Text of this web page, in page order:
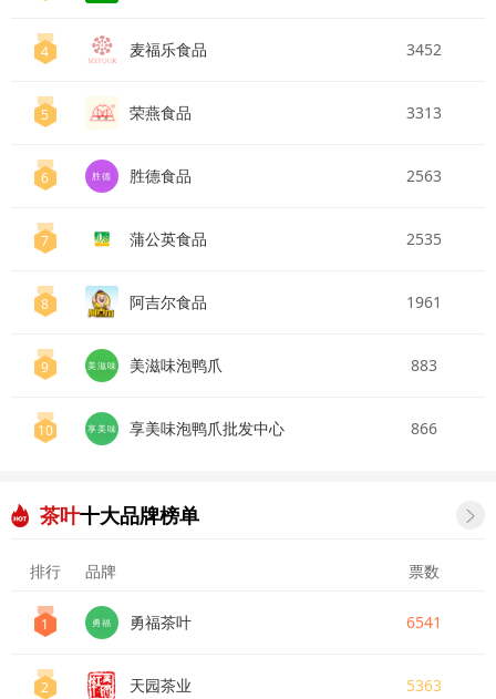
4 麦福乐食品 3452
5 荣燕食品 3313
6 胜德 胜德食品 2563
7 蒲公英食品 2535
8 阿吉尔食品 1961
9 美滋味 美滋味泡鸭爪 883
10 享美味 享美味泡鸭爪批发中心 866
茶叶十大品牌榜单 
排行 品牌 票数
1 勇福 勇福茶叶 6541
2 天园茶业 5363